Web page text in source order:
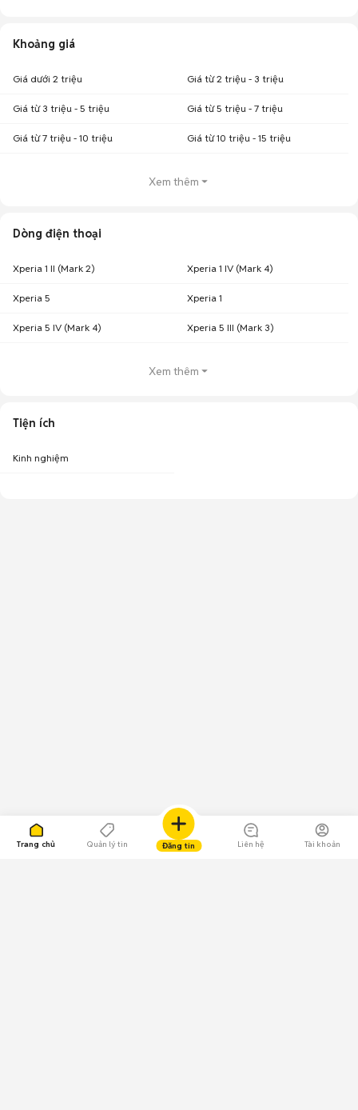
Trang chủ Quản lý tin Đăng tin Liên hệ Tài khoản
Khoảng giá
Giá dưới 2 triệu Giá từ 2 triệu - 3 triệu
Giá từ 3 triệu - 5 triệu Giá từ 5 triệu - 7 triệu
Giá từ 7 triệu - 10 triệu Giá từ 10 triệu - 15 triệu
Xem thêm
Dòng điện thoại
Xperia 1 II (Mark 2) Xperia 1 IV (Mark 4)
Xperia 5 Xperia 1
Xperia 5 IV (Mark 4) Xperia 5 III (Mark 3)
Xem thêm
Tiện ích
Kinh nghiệm